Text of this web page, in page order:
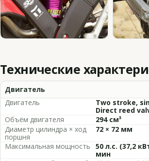
Технические
Двигатель
Двигатель
Two stroke,
Direct reed
Объём двигателя
294 см³
Диаметр цилиндра × ход
поршня
72 × 72 мм
Максимальная мощность
50 л.с. (37,2
мин